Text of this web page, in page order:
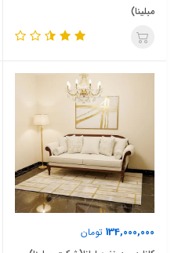
مبلینا)
134,000,000 تومان